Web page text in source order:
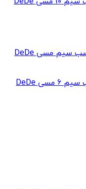
سرکابل حرارتی فشار ضعیف مناسب سیم 6 مسی DeDe